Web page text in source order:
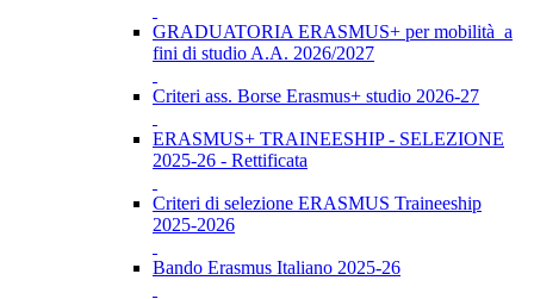
GRADUATORIA ERASMUS+ per mobilità a
fini di studio A.A. 2026/2027
Criteri ass. Borse Erasmus+ studio 2026-27
ERASMUS+ TRAINEESHIP - SELEZIONE
2025-26 - Rettificata
Criteri di selezione ERASMUS Traineeship
2025-2026
Bando Erasmus Italiano 2025-26